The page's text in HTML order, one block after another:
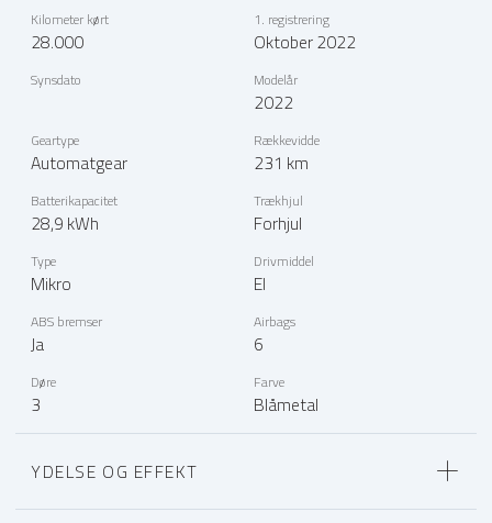
Kilometer kørt
28.000
1. registrering
Oktober 2022
Synsdato Modelår
2022
Geartype
Automatgear
Rækkevidde
231 km
Batterikapacitet
28,9 kWh
Trækhjul
Forhjul
Type
Mikro
Drivmiddel
El
ABS bremser
Ja
Airbags
6
Døre
3
Farve
Blåmetal
YDELSE OG EFFEKT